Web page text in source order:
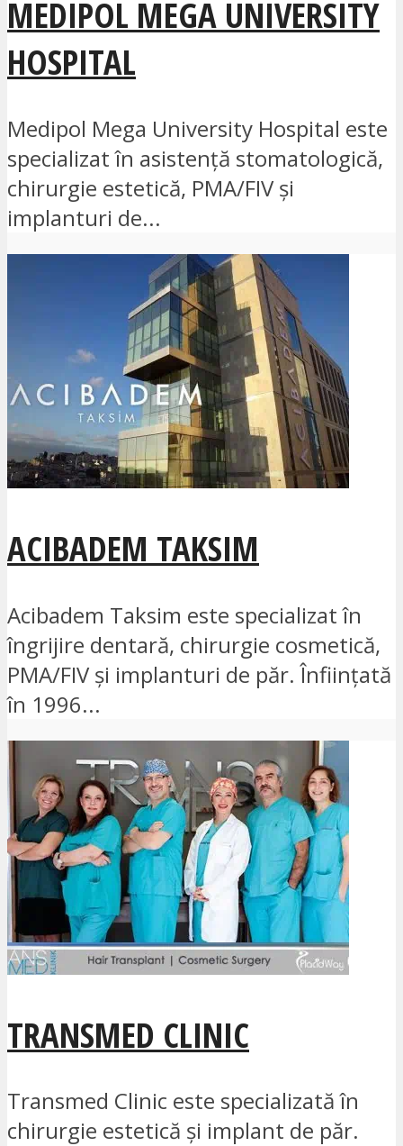
MEDIPOL MEGA UNIVERSITY
HOSPITAL
Medipol Mega University Hospital este
specializat în asistență stomatologică,
chirurgie estetică, PMA/FIV și
implanturi de...
ACIBADEM TAKSIM
Acibadem Taksim este specializat în
îngrijire dentară, chirurgie cosmetică,
PMA/FIV și implanturi de păr. Înființată
în 1996...
TRANSMED CLINIC
Transmed Clinic este specializată în
chirurgie estetică și implant de păr.